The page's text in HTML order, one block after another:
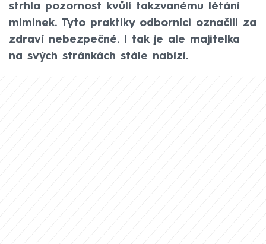
strhla pozornost kvůli takzvanému létání
miminek. Tyto praktiky odborníci označili za
zdraví nebezpečné. I tak je ale majitelka
na svých stránkách stále nabízí.